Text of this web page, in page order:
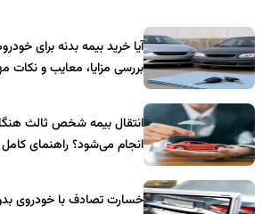
آیا خرید بیمه بدنه برای
بررسی مزایا، معایب و نکات
انتقال بیمه شخص ثالث
انجام می‌شود؟ راهنمای
خسارت تصادف با خودروی